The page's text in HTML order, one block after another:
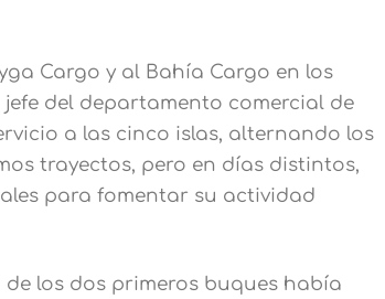
Cargo y al Bahía Cargo en los
jefe del departamento comercial de
a las cinco islas, alternando los
trayectos, pero en días distintos,
para fomentar su actividad
los dos primeros buques había